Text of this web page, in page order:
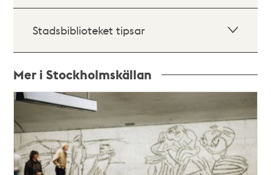
Stadsbiblioteket tipsar
Mer i Stockholmskällan
Relaterade
och
teman